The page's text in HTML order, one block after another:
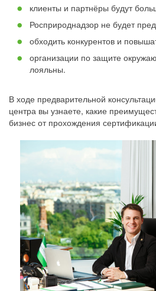
клиенты и партнёры будут
Росприроднадзор не будет
обходить конкурентов и
организации по защите
лояльны.
В ходе предварительной
центра вы узнаете, какие
бизнес от прохождения